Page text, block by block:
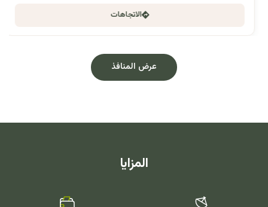
الاتجاهات
عرض المنافذ
المزايا